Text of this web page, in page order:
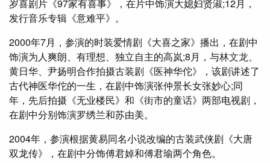
岁喜剧片《97家有喜事》，在片中饰演大媳妇贤淑;12月，
发行音乐专辑《意难平》。
2000年7月，参演的时装爱情剧《大喜之家》播出，在剧中
饰演为人爽朗、有理想、独立自主的高岚;8月，与林文龙
黄日华、尹扬明合作拍摄古装剧《医神华佗》，该剧讲述了
古代神医华佗的一生，在剧中饰演张仲景长女张妙心;同
年，先后拍摄《无业楼民》和《街市的童话》两部电视剧，
在剧中分别饰演罗绣兰和苏由美。
2004年，参演根据黄易同名小说改编的古装武侠剧《大唐
双龙传》，在剧中分饰傅君婥和傅君瑜两个角色。